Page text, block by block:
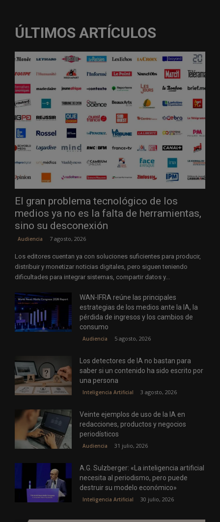
ÚLTIMOS ARTÍCULOS
El gran problema tecnológico de los
medios ya no es la falta de herramientas,
sino su desconexión
Audiencia 7 agosto, 2026
Los editores cuentan ya con soluciones suficientes para producir,
distribuir y monetizar noticias digitales, pero siguen teniendo
dificultades para integrar sistemas, compartir datos y...
WAN-IFRA reúne las principales
estrategias de los medios ante la IA, la
pérdida de ingresos y los cambios de
consumo
Audiencia 5 agosto, 2026
Los detectores de IA no bastan para
saber si un contenido ha sido escrito por
una persona
Inteligencia Artificial 3 agosto, 2026
Veinte ejemplos de uso de la IA en
redacciones, productos y negocios
periodísticos
Audiencia 31 julio, 2026
A.G. Sulzberger: «La inteligencia artificial
necesita al periodismo, pero puede
destruir su modelo económico»
Inteligencia Artificial 30 julio, 2026